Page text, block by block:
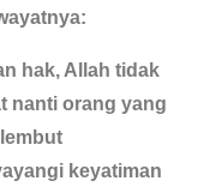
hak, Allah tidak
nanti orang yang
keyatiman